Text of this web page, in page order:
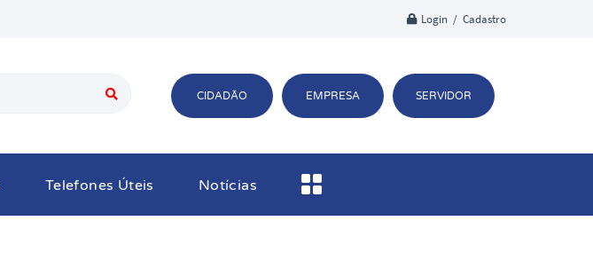
Login / Cadastro
CIDADÃO EMPRESA SERVIDOR
Telefones Úteis Notícias